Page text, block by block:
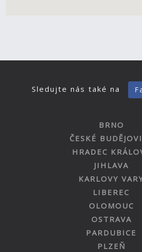
Sledujte nás také na
BRNO
ČESKÉ
HRADEC
JIHLAVA
KARLOVY
LIBEREC
OLOMOUC
OSTRAVA
PARDUBICE
PLZEŇ